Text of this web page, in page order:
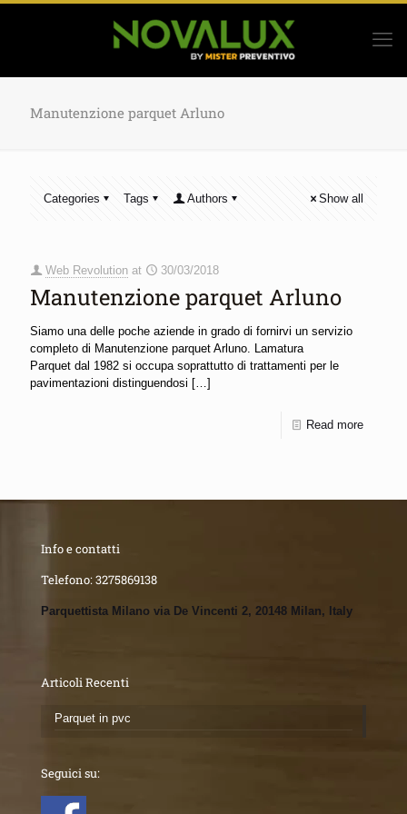
Manutenzione parquet Arluno
Categories Tags Authors Show all
Web Revolution at 30/03/2018
Manutenzione parquet Arluno
Siamo una delle poche aziende in grado di fornirvi un servizio
completo di Manutenzione parquet Arluno. Lamatura
Parquet dal 1982 si occupa soprattutto di trattamenti per le
pavimentazioni distinguendosi […]
Read more
Info e contatti
Telefono:3275869138
Parquettista Milano via De Vincenti 2, 20148 Milan, Italy
Articoli Recenti
Parquet in pvc
Seguici su: